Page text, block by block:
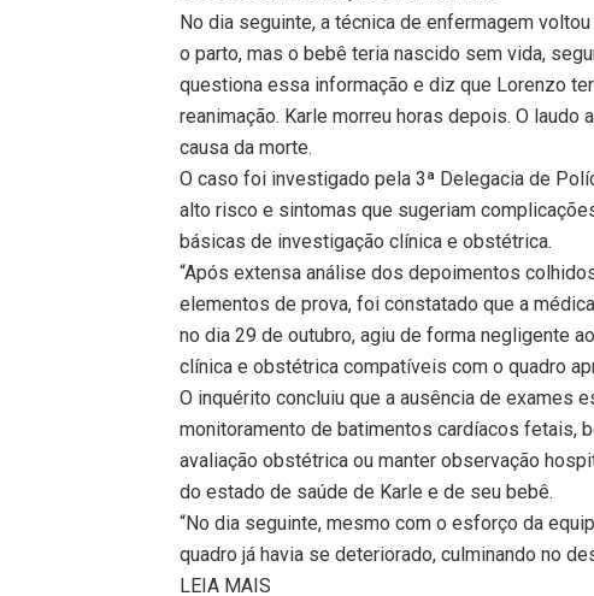
No dia seguinte, a técnica de enfermagem
o parto, mas o bebê teria nascido sem vida,
questiona essa informação e diz que Lorenzo
reanimação. Karle morreu horas depois. O
causa da morte.
O caso foi investigado pela 3ª Delegacia de
alto risco e sintomas que sugeriam
básicas de investigação clínica e obstétrica.
“Após extensa análise dos depoimentos
elementos de prova, foi constatado que a
no dia 29 de outubro, agiu de forma negligente
clínica e obstétrica compatíveis com o quadro
O inquérito concluiu que a ausência de exames
monitoramento de batimentos cardíacos fetais,
avaliação obstétrica ou manter observação
do estado de saúde de Karle e de seu bebê.
“No dia seguinte, mesmo com o esforço da
quadro já havia se deteriorado, culminando no
LEIA MAIS